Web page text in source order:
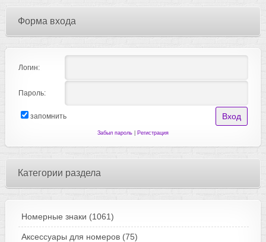
Форма входа
Логин:
Пароль:
запомнить
Забыл пароль| Регистрация
Категории раздела
Номерные знаки (1061)
Аксессуары для номеров (75)